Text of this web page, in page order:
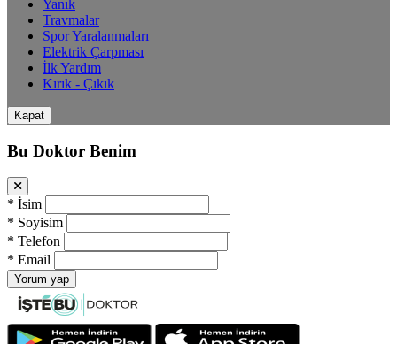
Yanık
Travmalar
Spor Yaralanmaları
Elektrik Çarpması
İlk Yardım
Kırık - Çıkık
Kapat
Bu Doktor Benim
* İsim
* Soyisim
* Telefon
* Email
Yorum yap